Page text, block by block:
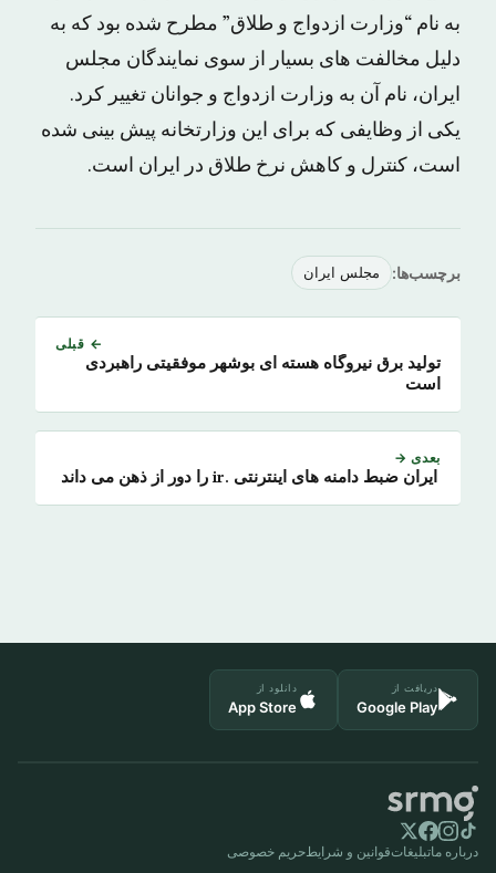
به نام “وزارت ازدواج و طلاق” مطرح شده بود که به
دلیل مخالفت های بسیار از سوی نمایندگان مجلس
ایران، نام آن به وزارت ازدواج و جوانان تغییر کرد.
یکی از وظایفی که برای این وزارتخانه پیش بینی شده
است، کنترل و کاهش نرخ طلاق در ایران است.
برچسب‌ها: مجلس ایران
← قبلی
تولید برق نیروگاه هسته ای بوشهر موفقیتی راهبردی
است
بعدی →
ایران ضبط دامنه های اینترنتی .ir را دور از ذهن می داند
دریافت از
Google Play
دانلود از
App Store
درباره ماتبلیغاتقوانین و شرایطحریم خصوصی